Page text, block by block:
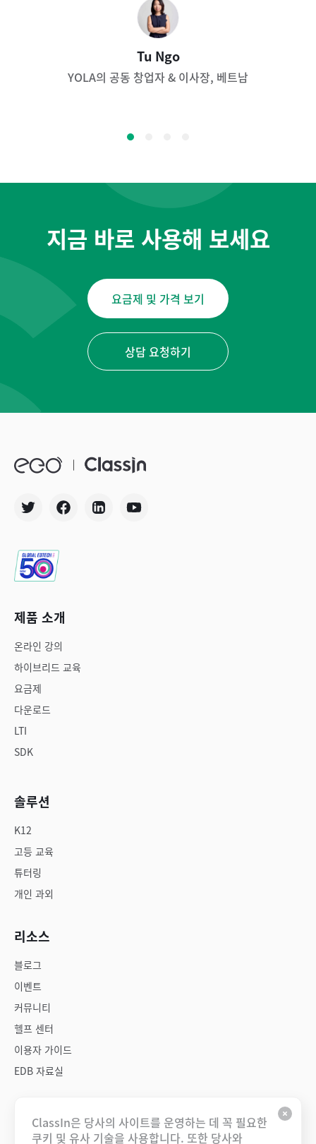
ClassIn은 당사의 사이트를 운영하는 데 꼭 필요한
쿠키 및 유사 기술을 사용합니다. 또한 당사와
Tu Ngo
YOLA의 공동 창업자 & 이사장, 베트남
Aleksandra
Aaron Lennon
Dr. Wang
북경대 경제학 조교수, 중국
지금 바로 사용해 보세요
요금제 및 가격 보기
상담 요청하기
제품 소개
온라인 강의
하이브리드 교육
요금제
다운로드
LTI
SDK
솔루션
K12
고등 교육
튜터링
개인 과외
리소스
블로그
이벤트
커뮤니티
헬프 센터
이용자 가이드
EDB 자료실